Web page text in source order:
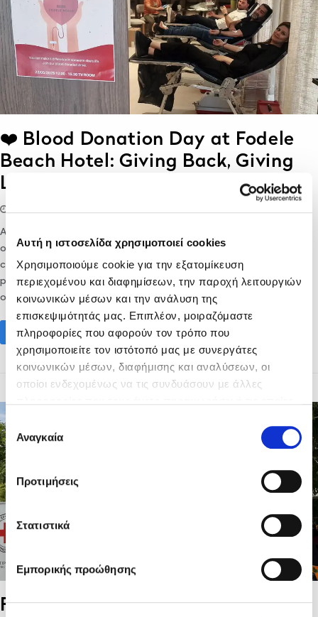
Αυτή η ιστοσελίδα χρησιμοποιεί cookies
Χρησιμοποιούμε cookie για την εξατομίκευση
περιεχομένου και διαφημίσεων, την παροχή λειτουργιών
κοινωνικών μέσων και την ανάλυση της
επισκεψιμότητάς μας. Επιπλέον, μοιραζόμαστε
πληροφορίες που αφορούν τον τρόπο που
χρησιμοποιείτε τον ιστότοπό μας με συνεργάτες
κοινωνικών μέσων, διαφήμισης και αναλύσεων, οι
οποίοι ενδεχομένως να τις συνδυάσουν με άλλες
των υπηρεσιών τους.
Επιλογή
συγκατάθεσης
Αναγκαία
Προτιμήσεις
Στατιστικά
Εμπορικής προώθησης
❤️ Blood Donation Day at Fodele
Beach Hotel: Giving Back, Giving
Life
At Fodele Beach Hotel, we believe that hospitality is not
only about offering comfort and luxury — it’s also about
care, solidarity, and community. On May 22nd, 2025, we
proudly organized a voluntary blood donation drive, inviting
our team members…
Read More
Fodele Beach Hotel proudly